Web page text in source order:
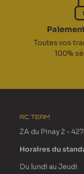
Toutes vos
100%
RC TEAM
ZA du Pinay 2 -
Horaires du
Du lundi au Jeudi